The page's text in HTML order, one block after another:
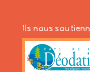
Ils nous